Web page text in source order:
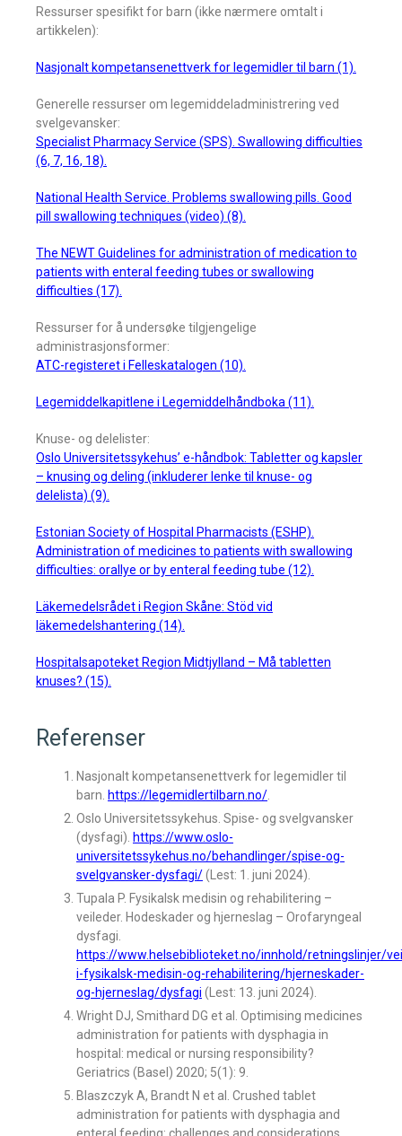
Ressurser spesifikt for barn (ikke nærmere omtalt i
artikkelen):
Nasjonalt kompetansenettverk for legemidler til barn (1).
Generelle ressurser om legemiddeladministrering ved
svelgevansker:
Specialist Pharmacy Service (SPS). Swallowing difficulties
(6, 7, 16, 18).
National Health Service. Problems swallowing pills. Good
pill swallowing techniques (video) (8).
The NEWT Guidelines for administration of medication to
patients with enteral feeding tubes or swallowing
difficulties (17).
Ressurser for å undersøke tilgjengelige
administrasjonsformer:
ATC-registeret i Felleskatalogen (10).
Legemiddelkapitlene i Legemiddelhåndboka (11).
Knuse- og delelister:
Oslo Universitetssykehus’ e-håndbok: Tabletter og kapsler
– knusing og deling (inkluderer lenke til knuse- og
delelista) (9).
Estonian Society of Hospital Pharmacists (ESHP).
Administration of medicines to patients with swallowing
difficulties: orallye or by enteral feeding tube (12).
Läkemedelsrådet i Region Skåne: Stöd vid
läkemedelshantering (14).
Hospitalsapoteket Region Midtjylland – Må tabletten
knuses? (15).
Referenser
Nasjonalt kompetansenettverk for legemidler til
barn. https://legemidlertilbarn.no/.
Oslo Universitetssykehus. Spise- og svelgvansker
(dysfagi). https://www.oslo-
universitetssykehus.no/behandlinger/spise-og-
svelgvansker-dysfagi/(Lest: 1. juni 2024).
Tupala P. Fysikalsk medisin og rehabilitering –
veileder. Hodeskader og hjerneslag – Orofaryngeal
dysfagi.
https://www.helsebiblioteket.no/innhold/retningslinjer/
i-fysikalsk-medisin-og-rehabilitering/hjerneskader-
og-hjerneslag/dysfagi (Lest: 13. juni 2024).
Wright DJ, Smithard DG et al. Optimising medicines
administration for patients with dysphagia in
hospital: medical or nursing responsibility?
Geriatrics (Basel) 2020; 5(1): 9.
Blaszczyk A, Brandt N et al. Crushed tablet
administration for patients with dysphagia and